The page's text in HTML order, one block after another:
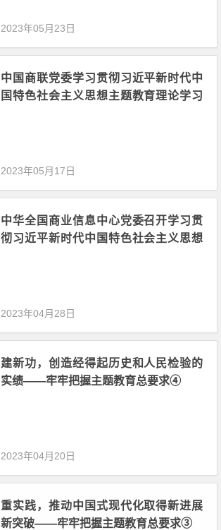
2023年05月23日
中国商联党委学习贯彻习近平新时代中
国特色社会主义思想主题教育理论学习
2023年05月17日
中华全国商业信息中心党委召开学习贯
彻习近平新时代中国特色社会主义思想
2023年04月28日
建新功，创造经得起历史和人民检验的
实绩——牢牢把握主题教育总要求④
2023年04月20日
重实践，推动中国式现代化取得新进展
新突破——牢牢把握主题教育总要求③